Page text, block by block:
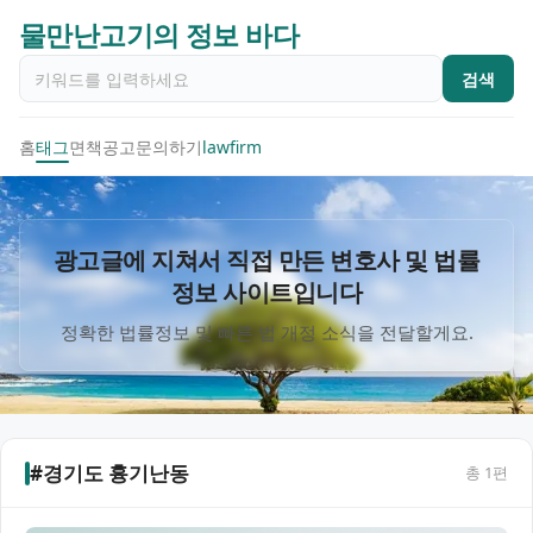
물만난고기의 정보 바다
검색
홈태그면책공고문의하기lawfirm
광고글에 지쳐서 직접 만든 변호사 및 법률
정보 사이트입니다
정확한 법률정보 및 빠른 법 개정 소식을 전달할게요.
#경기도 흉기난동 총 1편